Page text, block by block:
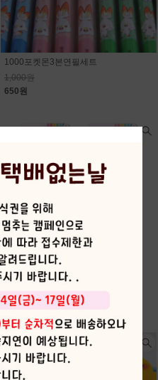
1000포켓몬3본연필세트
1,000원
650원
2,000원